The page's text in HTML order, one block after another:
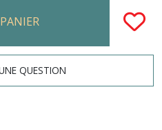
QUESTION